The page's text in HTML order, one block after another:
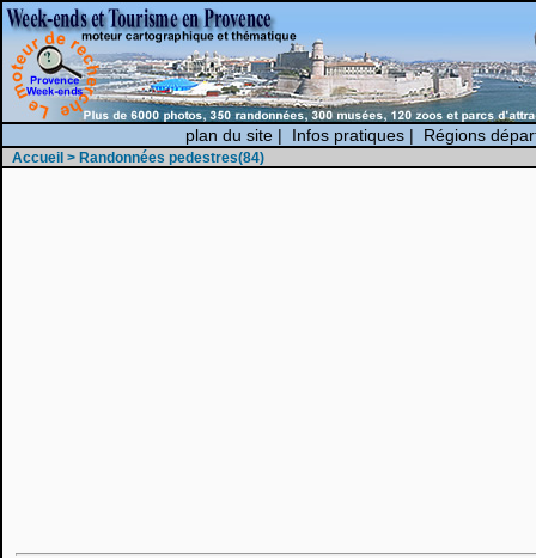
plan du site| Infos pratiques| Régions
Accueil > Randonnées pedestres(84)